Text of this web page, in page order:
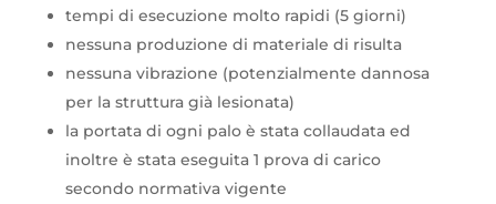
tempi di esecuzione molto rapidi (5 giorni)
nessuna produzione di materiale di risulta
nessuna vibrazione (potenzialmente dannosa
per la struttura già lesionata)
la portata di ogni palo è stata collaudata ed
inoltre è stata eseguita 1 prova di carico
secondo normativa vigente